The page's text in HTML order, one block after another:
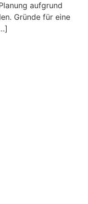
aufgrund
Gründe für eine